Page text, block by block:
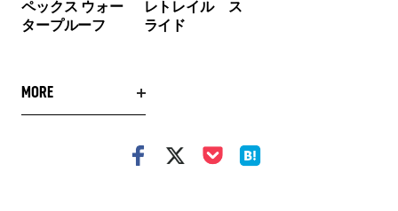
ペックス ウォー
タープルーフ
レトレイル ス
ライド
MORE